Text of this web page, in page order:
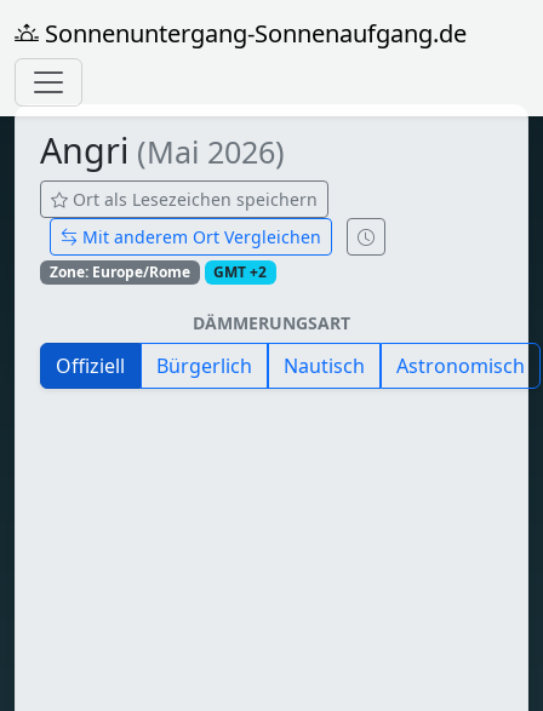
Sonnenuntergang-Sonnenaufgang.de
Angri (Mai 2026)
Ort als Lesezeichen speichern
Mit anderem Ort Vergleichen
Zone: Europe/Rome GMT +2
DÄMMERUNGSART
Offiziell Bürgerlich Nautisch Astronomisch